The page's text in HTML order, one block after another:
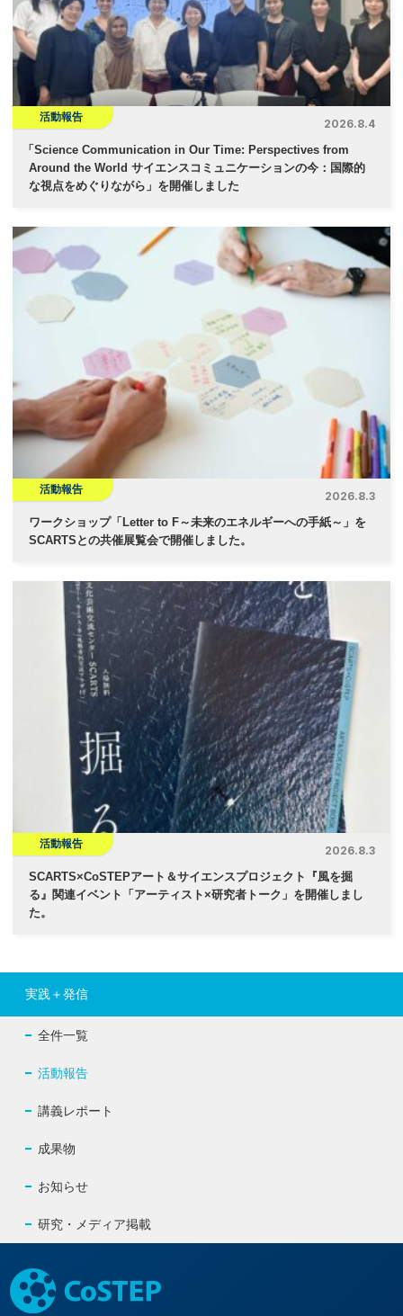
活動報告
2026.8.4
「 Science Communication in Our Time: Perspectives from
Around the World サイエンスコミュニケーションの今：国際的
な視点をめぐりながら」を開催しました
活動報告
2026.8.3
ワークショップ「Letter to F～未来のエネルギーへの手紙～」を
SCARTSとの共催展覧会で開催しました。
活動報告
2026.8.3
SCARTS×CoSTEPアート＆サイエンスプロジェクト『風を掘
る』関連イベント「アーティスト×研究者トーク」を開催しまし
た。
実践＋発信
全件一覧
活動報告
講義レポート
成果物
お知らせ
研究・メディア掲載